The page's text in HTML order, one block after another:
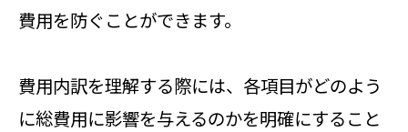
費用を防ぐことができます。
費用内訳を理解する際には、各項目がどのよう
に総費用に影響を与えるのかを明確にすること